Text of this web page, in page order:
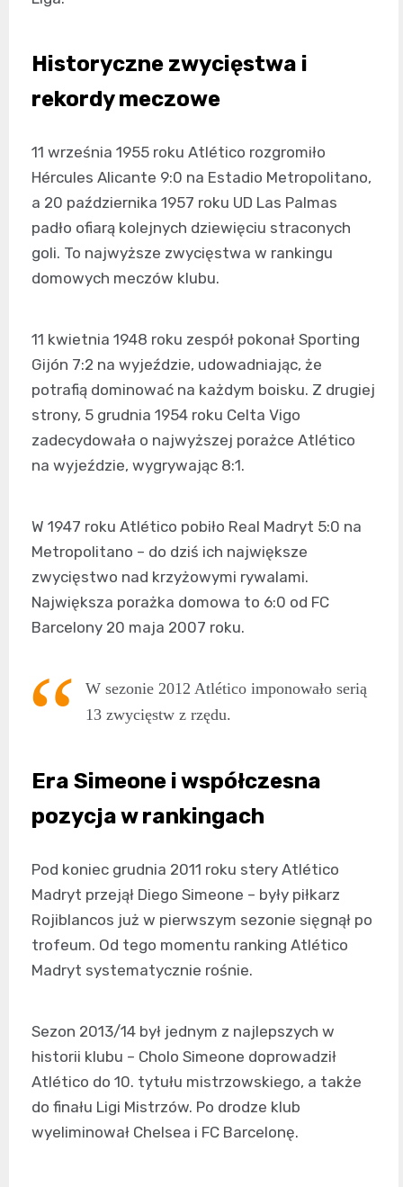
Historyczne zwycięstwa i
rekordy meczowe
11 września 1955 roku Atlético rozgromiło
Hércules Alicante 9:0 na Estadio Metropolitano,
a 20 października 1957 roku UD Las Palmas
padło ofiarą kolejnych dziewięciu straconych
goli. To najwyższe zwycięstwa w rankingu
domowych meczów klubu.
11 kwietnia 1948 roku zespół pokonał Sporting
Gijón 7:2 na wyjeździe, udowadniając, że
potrafią dominować na każdym boisku. Z drugiej
strony, 5 grudnia 1954 roku Celta Vigo
zadecydowała o najwyższej porażce Atlético
na wyjeździe, wygrywając 8:1.
W 1947 roku Atlético pobiło Real Madryt 5:0 na
Metropolitano – do dziś ich największe
zwycięstwo nad krzyżowymi rywalami.
Największa porażka domowa to 6:0 od FC
Barcelony 20 maja 2007 roku.
W sezonie 2012 Atlético imponowało serią
13 zwycięstw z rzędu.
Era Simeone i współczesna
pozycja w rankingach
Pod koniec grudnia 2011 roku stery Atlético
Madryt przejął Diego Simeone – były piłkarz
Rojiblancos już w pierwszym sezonie sięgnął po
trofeum. Od tego momentu ranking Atlético
Madryt systematycznie rośnie.
Sezon 2013/14 był jednym z najlepszych w
historii klubu – Cholo Simeone doprowadził
Atlético do 10. tytułu mistrzowskiego, a także
do finału Ligi Mistrzów. Po drodze klub
wyeliminował Chelsea i FC Barcelonę.